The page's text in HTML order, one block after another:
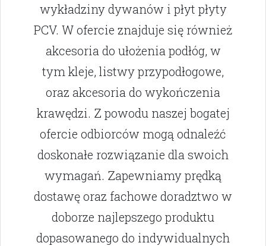
wykładziny dywanów i płyt płyty
PCV. W ofercie znajduje się również
akcesoria do ułożenia podłóg, w
tym kleje, listwy przypodłogowe,
oraz akcesoria do wykończenia
krawędzi. Z powodu naszej bogatej
ofercie odbiorców mogą odnaleźć
doskonałe rozwiązanie dla swoich
wymagań. Zapewniamy prędką
dostawę oraz fachowe doradztwo w
doborze najlepszego produktu
dopasowanego do indywidualnych